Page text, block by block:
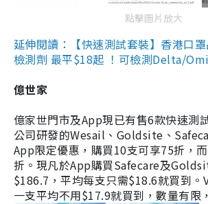
點擊圖片放大
延伸閱讀：【快速測試套裝】香港口
檢測劑 最平$18起 ！可檢測Delta/
億世家
億家世門市及App現已有售6款快速測
公司研發的Wesail、Goldsite、
App限定優惠，購買10支可享75折，
折。現凡於App購買Safecare及
$186.7，平均每支只需$18.6就買到。
一支平均不用$17.9就買到，數量有限